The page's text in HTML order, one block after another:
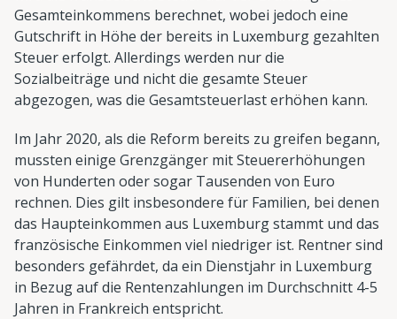
Gesamteinkommens berechnet, wobei jedoch eine
Gutschrift in Höhe der bereits in Luxemburg gezahlten
Steuer erfolgt. Allerdings werden nur die
Sozialbeiträge und nicht die gesamte Steuer
abgezogen, was die Gesamtsteuerlast erhöhen kann.
Im Jahr 2020, als die Reform bereits zu greifen begann,
mussten einige Grenzgänger mit Steuererhöhungen
von Hunderten oder sogar Tausenden von Euro
rechnen. Dies gilt insbesondere für Familien, bei denen
das Haupteinkommen aus Luxemburg stammt und das
französische Einkommen viel niedriger ist. Rentner sind
besonders gefährdet, da ein Dienstjahr in Luxemburg
in Bezug auf die Rentenzahlungen im Durchschnitt 4-5
Jahren in Frankreich entspricht.